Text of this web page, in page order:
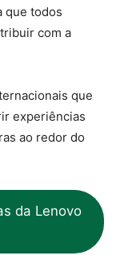
que todos
com a
que
experiências
ao redor do
da Lenovo